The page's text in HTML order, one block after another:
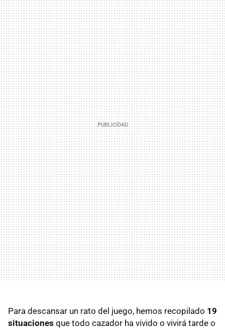
Para descansar un rato del juego, hemos recopilado 19
situaciones que todo cazador ha vivido o vivirá tarde o